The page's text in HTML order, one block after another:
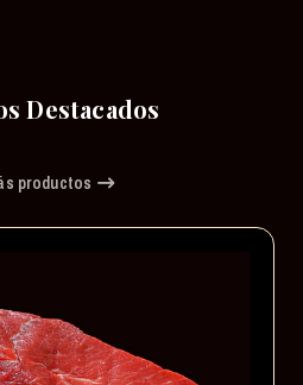
Destacados
productos